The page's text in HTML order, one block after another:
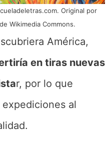
Original por
Wikimedia Commons.
América,
en tiras nuevas
r, por lo que
al